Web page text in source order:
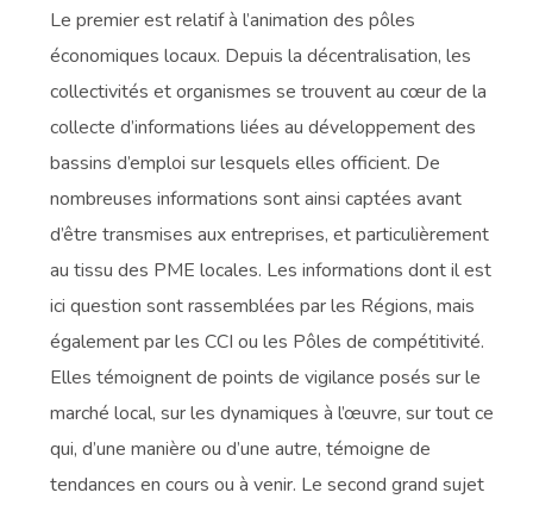
Le premier est relatif à l’animation des pôles
économiques locaux. Depuis la décentralisation, les
collectivités et organismes se trouvent au cœur de la
collecte d’informations liées au développement des
bassins d’emploi sur lesquels elles officient. De
nombreuses informations sont ainsi captées avant
d’être transmises aux entreprises, et particulièrement
au tissu des PME locales. Les informations dont il est
ici question sont rassemblées par les Régions, mais
également par les CCI ou les Pôles de compétitivité.
Elles témoignent de points de vigilance posés sur le
marché local, sur les dynamiques à l’œuvre, sur tout ce
qui, d’une manière ou d’une autre, témoigne de
tendances en cours ou à venir. Le second grand sujet